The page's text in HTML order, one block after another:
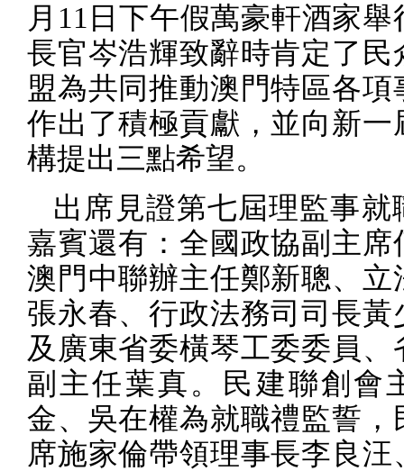
月 11 日下午假萬豪軒酒家舉
長官岑浩輝致辭時肯定了民
盟為共同推動澳門特區各項
作出了積極貢獻，並向新一
構提出三點希望。
出席見證第七屆理監事就
嘉賓還有：全國政協副主席
澳門中聯辦主任鄭新聰、立
張永春、行政法務司司長黃
及廣東省委橫琴工委委員、
副主任葉真。民建聯創會
金、吳在權為就職禮監誓，
席施家倫帶領理事長李良汪